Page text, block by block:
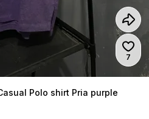
7
Polo shirt Pria purple